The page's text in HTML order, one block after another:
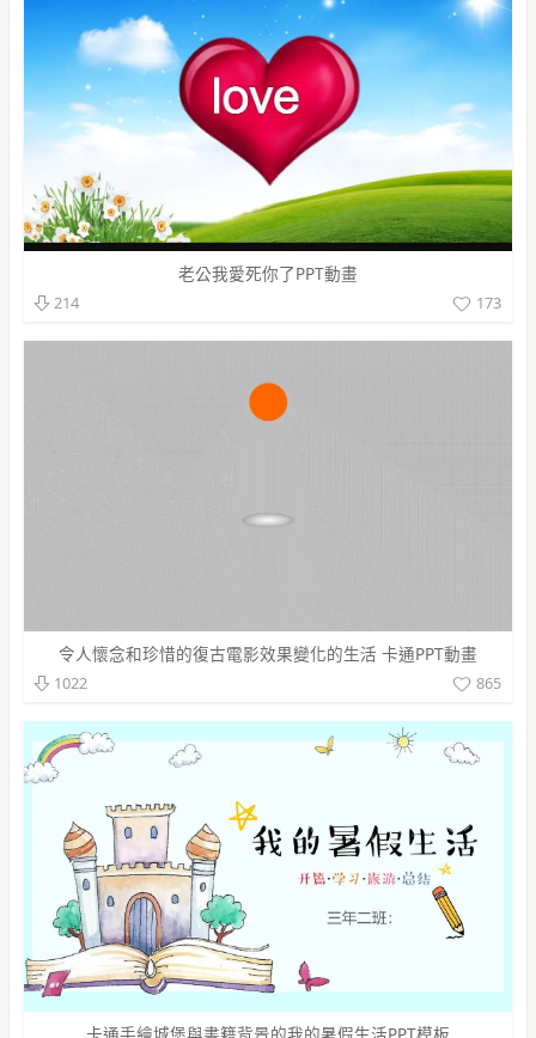
老公我愛死你了PPT動畫
214 173
令人懷念和珍惜的復古電影效果變化的生活 卡通PPT動畫
1022 865